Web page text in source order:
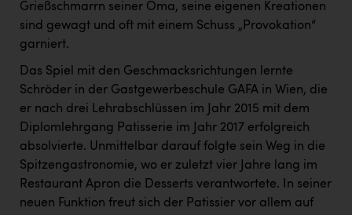
Passage Linz
PEZ
PÜSPÖK
REMAX
RE/MAX Welcome
Resch&Frisch
RUBBLE MASTER
Grießschmarrn seiner Oma, seine eigenen Kreationen
sind gewagt und oft mit einem Schuss „Provokation“
garniert.
Das Spiel mit den Geschmacksrichtungen lernte
Schröder in der Gastgewerbeschule GAFA in Wien, die
er nach drei Lehrabschlüssen im Jahr 2015 mit dem
Diplomlehrgang Patisserie im Jahr 2017 erfolgreich
absolvierte. Unmittelbar darauf folgte sein Weg in die
Spitzengastronomie, wo er zuletzt vier Jahre lang im
Restaurant Apron die Desserts verantwortete. In seiner
neuen Funktion freut sich der Patissier vor allem auf